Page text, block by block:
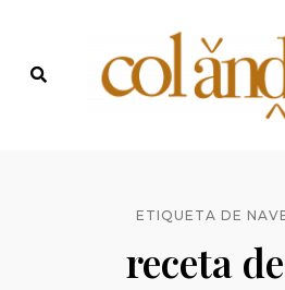
ColandCol
ETIQUETA DE
receta